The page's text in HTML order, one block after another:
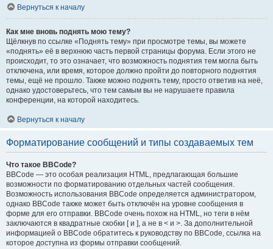
Вернуться к началу
Как мне вновь поднять мою тему?
Щёлкнув по ссылке «Поднять тему» при просмотре темы, вы можете
«поднять» её в верхнюю часть первой страницы форума. Если этого не
происходит, то это означает, что возможность поднятия тем могла быть
отключена, или время, которое должно пройти до повторного поднятия
темы, ещё не прошло. Также можно поднять тему, просто ответив на неё,
однако удостоверьтесь, что тем самым вы не нарушаете правила
конференции, на которой находитесь.
Вернуться к началу
Форматирование сообщений и типы создаваемых тем
Что такое BBCode?
BBCode — это особая реализация HTML, предлагающая большие
возможности по форматированию отдельных частей сообщения.
Возможность использования BBCode определяется администратором,
однако BBCode также может быть отключён на уровне сообщения в
форме для его отправки. BBCode очень похож на HTML, но теги в нём
заключаются в квадратные скобки [ и ], а не в < и >. За дополнительной
информацией о BBCode обратитесь к руководству по BBCode, ссылка на
которое доступна из формы отправки сообщений.